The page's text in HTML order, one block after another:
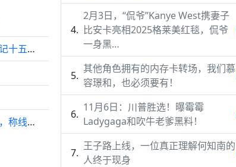
绣绣首次婆家做饭险酿火灾，公公惦记十五亩地
李浚赫回应线上销售首尔见面会周边，称线下已无利润
2月3日，“侃爷”Kanye West携妻子
比安卡亮相2025格莱美红毯，侃爷
一身黑…
其他角色拥有的内存卡转场，我们慕
容璟和，也必须要有！
11月6日：川普胜选！曝霉霉
Ladygaga和吹牛老爹黑料！
王子路上线，一位真正理解何知南的
人终于现身